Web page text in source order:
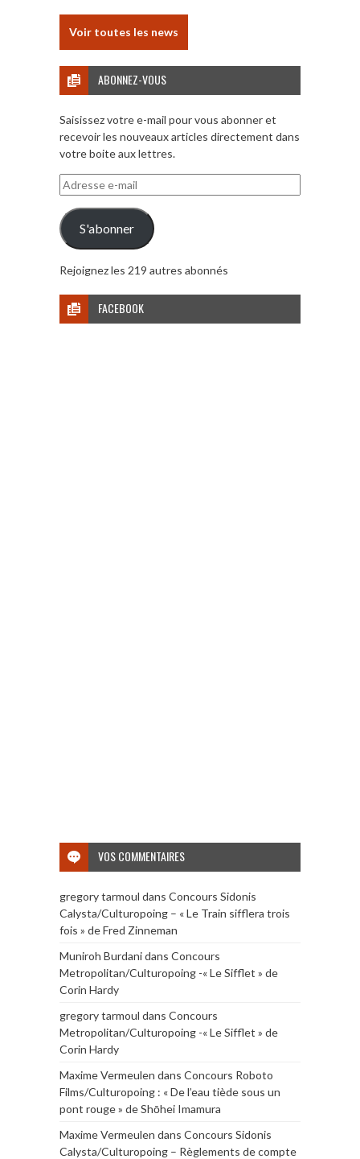
Voir toutes les news
ABONNEZ-VOUS
Saisissez votre e-mail pour vous abonner et
recevoir les nouveaux articles directement dans
votre boite aux lettres.
Adresse
e-
mail
S'abonner
Rejoignez les 219 autres abonnés
FACEBOOK
VOS COMMENTAIRES
gregory tarmoul dans Concours Sidonis
Calysta/Culturopoing – « Le Train sifflera trois
fois » de Fred Zinneman
Muniroh Burdanidans Concours
Metropolitan/Culturopoing -« Le Sifflet » de
Corin Hardy
gregory tarmoul dans Concours
Metropolitan/Culturopoing -« Le Sifflet » de
Corin Hardy
Maxime Vermeulen dans Concours Roboto
Films/Culturopoing : « De l’eau tiède sous un
pont rouge » de Shōhei Imamura
Maxime Vermeulen dans Concours Sidonis
Calysta/Culturopoing – Règlements de compte